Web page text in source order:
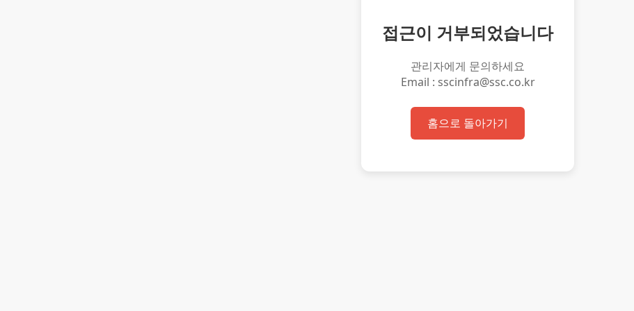
접근이 거부되었습니다
관리자에게 문의하세요
Email : sscinfra@ssc.co.kr
홈으로 돌아가기